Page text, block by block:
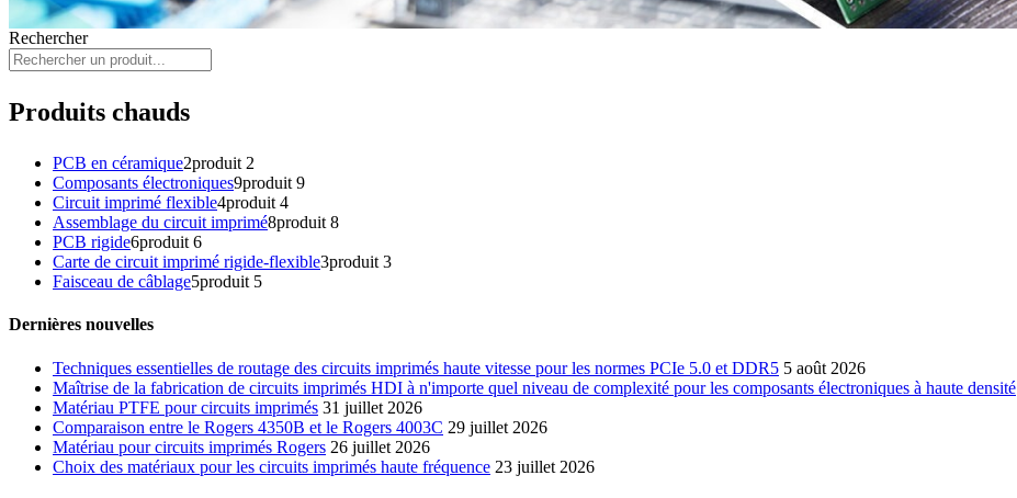
Rechercher
Produits chauds
PCB en céramique2produit 2
Composants électroniques9produit 9
Circuit imprimé flexible4produit 4
Assemblage du circuit imprimé8produit 8
PCB rigide6produit 6
Carte de circuit imprimé rigide-flexible3produit 3
Faisceau de câblage5produit 5
Dernières nouvelles
Techniques essentielles de routage des circuits imprimés haute vitesse pour les normes PCIe 5.0 et DDR5 5 août 2026
Maîtrise de la fabrication de circuits imprimés HDI à n'importe quel niveau de complexité pour les composants électroniques à haute densité
Matériau PTFE pour circuits imprimés 31 juillet 2026
Comparaison entre le Rogers 4350B et le Rogers 4003C 29 juillet 2026
Matériau pour circuits imprimés Rogers 26 juillet 2026
Choix des matériaux pour les circuits imprimés haute fréquence 23 juillet 2026